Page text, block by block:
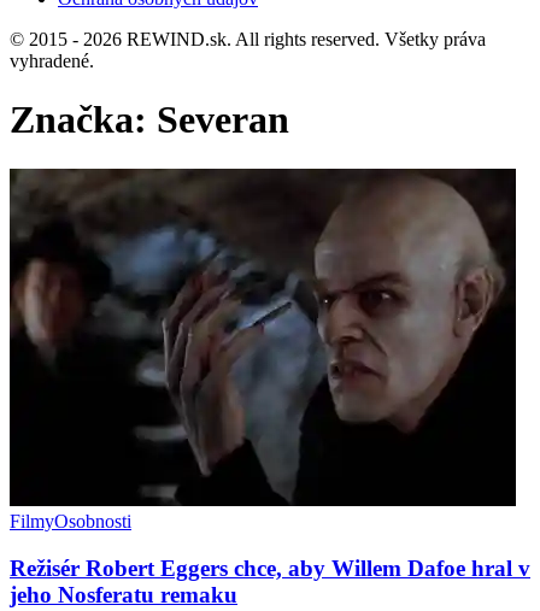
© 2015 - 2026 REWIND.sk. All rights reserved. Všetky práva
vyhradené.
Značka: Severan
FilmyOsobnosti
Režisér Robert Eggers chce, aby Willem Dafoe hral v
jeho Nosferatu remaku